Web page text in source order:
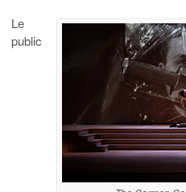
Le
public